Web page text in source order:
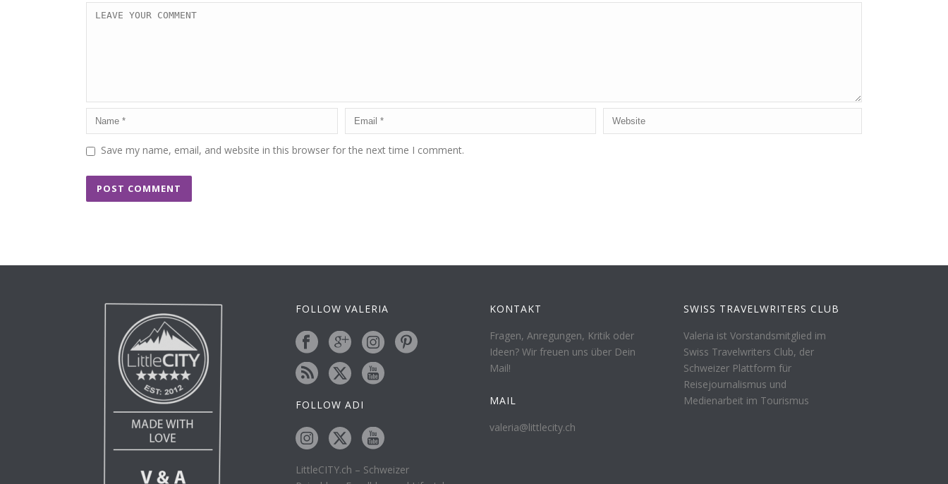
Save my name, email, and website in this browser for the next time I comment.
FOLLOW VALERIA
FOLLOW ADI
LittleCITY.ch – Schweizer
KONTAKT
Fragen, Anregungen, Kritik oder
Ideen? Wir freuen uns über Dein
Mail!
MAIL
valeria@littlecity.ch
SWISS TRAVELWRITERS CLUB
Valeria ist Vorstandsmitglied im
Swiss Travelwriters Club, der
Schweizer Plattform für
Reisejournalismus und
Medienarbeit im Tourismus